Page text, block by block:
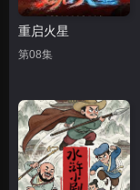
重启火星
第08集